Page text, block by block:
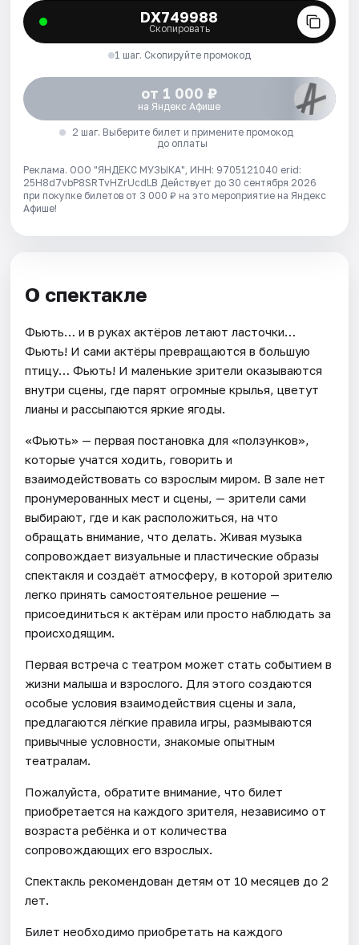
DX749988
Скопировать
1 шаг. Скопируйте промокод
от 1 000 ₽
на Яндекс Афише
2 шаг. Выберите билет и примените промокод
до оплаты
Реклама. ООО "ЯНДЕКС МУЗЫКА", ИНН: 9705121040 erid:
25H8d7vbP8SRTvHZrUcdLB Действует до 30 сентября 2026
при покупке билетов от 3 000 ₽ на это мероприятие на Яндекс
Афише!
О спектакле
Фьють… и в руках актёров летают ласточки…
Фьють! И сами актёры превращаются в большую
птицу… Фьють! И маленькие зрители оказываются
внутри сцены, где парят огромные крылья, цветут
лианы и рассыпаются яркие ягоды.
«Фьють» — первая постановка для «ползунков»,
которые учатся ходить, говорить и
взаимодействовать со взрослым миром. В зале нет
пронумерованных мест и сцены, — зрители сами
выбирают, где и как расположиться, на что
обращать внимание, что делать. Живая музыка
сопровождает визуальные и пластические образы
спектакля и создаёт атмосферу, в которой зрителю
легко принять самостоятельное решение —
присоединиться к актёрам или просто наблюдать за
происходящим.
Первая встреча с театром может стать событием в
жизни малыша и взрослого. Для этого создаются
особые условия взаимодействия сцены и зала,
предлагаются лёгкие правила игры, размываются
привычные условности, знакомые опытным
театралам.
Пожалуйста, обратите внимание, что билет
приобретается на каждого зрителя, независимо от
возраста ребёнка и от количества
сопровождающих его взрослых.
Спектакль рекомендован детям от 10 месяцев до 2
лет.
Билет необходимо приобретать на каждого